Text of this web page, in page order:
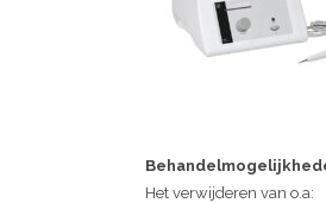
Het verwijderen van o.a: